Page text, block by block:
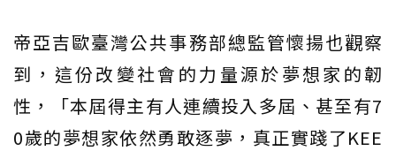
帝亞吉歐臺灣公共事務部總監管懷揚也觀察
到，這份改變社會的力量源於夢想家的韌
性，「本屆得主有人連續投入多屆、甚至有7
0歲的夢想家依然勇敢逐夢，真正實踐了KEE